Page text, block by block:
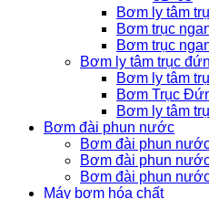
Bơm ly tâm
Bơm trục
Bơm trục
Bơm ly tâm trục
Bơm ly tâm
Bơm Trục
Bơm ly tâm
Bơm đài phun nước
Bơm đài phun
Bơm đài phun
Bơm đài phun
Máy bơm hóa chất